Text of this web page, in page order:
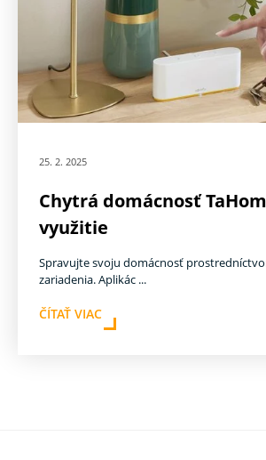
25. 2. 2025
Chytrá domácnosť
využitie
Spravujte svoju domácnosť
zariadenia. Aplikác ...
ČÍTAŤ VIAC